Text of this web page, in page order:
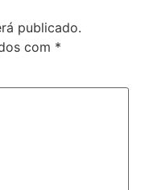
publicado.
com *